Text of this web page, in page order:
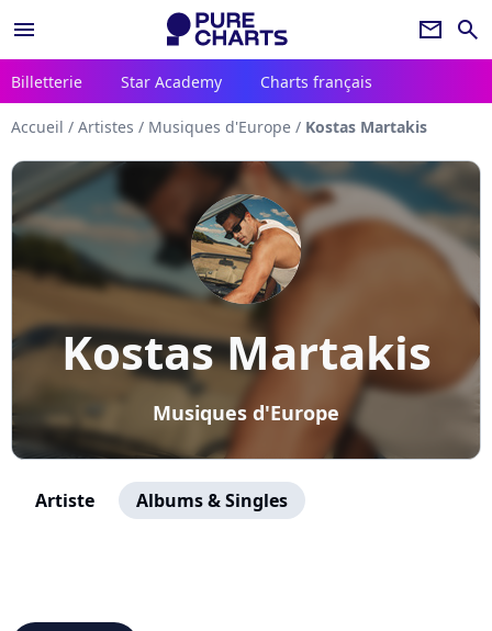
menu newsletter search
Billetterie Star Academy Charts français
Accueil / Artistes / Musiques d'Europe / Kostas Martakis
Kostas Martakis
Musiques d'Europe
Artiste Albums & Singles